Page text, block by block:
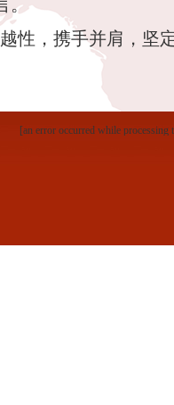
。
性，携手并肩，坚
[an error occurred while processing